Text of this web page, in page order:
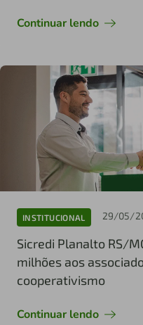
Continuar lendo
INSTITUCIONAL 29/05/
Sicredi Planalto RS/
milhões aos
cooperativismo
Continuar lendo